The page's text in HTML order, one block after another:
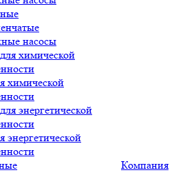
насосы
химической
энергетической
Компания